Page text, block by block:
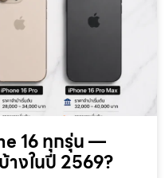
16 ทุกรุ่น —
างในปี 2569?